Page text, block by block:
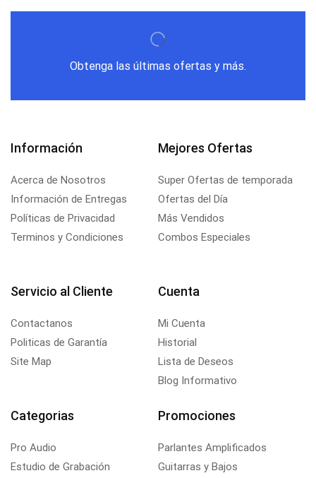
Obtenga las últimas ofertas y más.
Información
Acerca de Nosotros
Información de Entregas
Políticas de Privacidad
Terminos y Condiciones
Mejores Ofertas
Super Ofertas de temporada
Ofertas del Día
Más Vendidos
Combos Especiales
Servicio al Cliente
Contactanos
Politicas de Garantía
Site Map
Cuenta
Mi Cuenta
Historial
Lista de Deseos
Blog Informativo
Categorias
Pro Audio
Estudio de Grabación
Promociones
Parlantes Amplificados
Guitarras y Bajos